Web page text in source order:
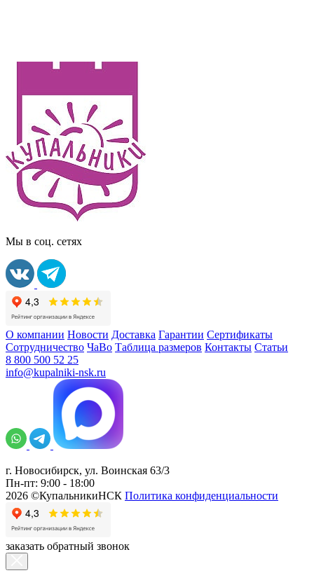
Мы в соц. сетях
О компании Новости Доставка Гарантии Сертификаты
Сотрудничество ЧаВо Таблица размеров Контакты Статьи
8 800 500 52 25
info@kupalniki-nsk.ru
г. Новосибирск, ул. Воинская 63/3
Пн-пт: 9:00 - 18:00
2026 ©КупальникиНСК Политика конфиденциальности
заказать обратный звонок